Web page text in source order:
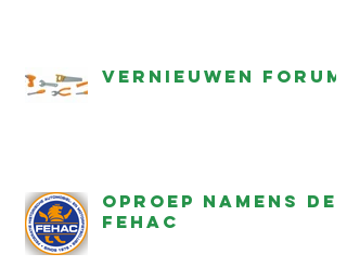
Vernieuwen forum
Oproep namens de
FEHAC